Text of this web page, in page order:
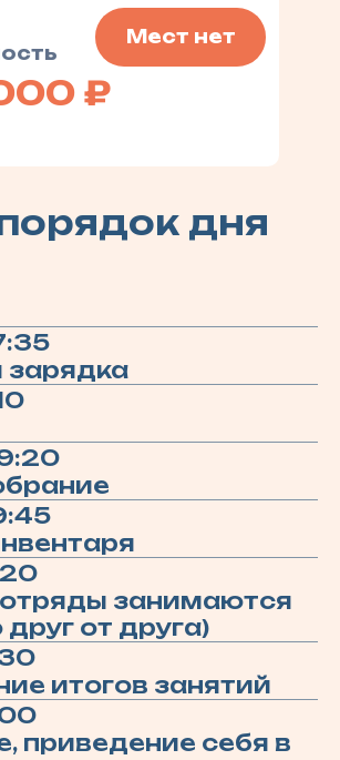
₽
Мест нет
дня
занимаются
от друга)
итогов занятий
приведение себя в